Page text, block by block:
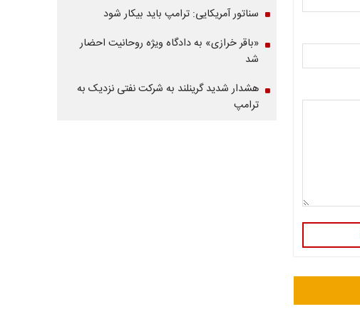
سناتور آمریکایی: ترامپ باید بیکار شود
«باقر خرازی» به دادگاه ویژه روحانیت احضار
شد
هشدار شدید گرینلند به شرکت نفتی نزدیک به
ترامپ